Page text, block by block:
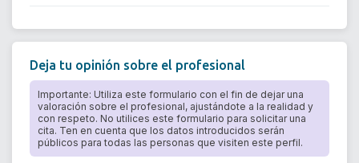
Deja tu opinión sobre el profesional
Importante: Utiliza este formulario con el fin de dejar una
valoración sobre el profesional, ajustándote a la realidad y
con respeto. No utilices este formulario para solicitar una
cita. Ten en cuenta que los datos introducidos serán
públicos para todas las personas que visiten este perfil.